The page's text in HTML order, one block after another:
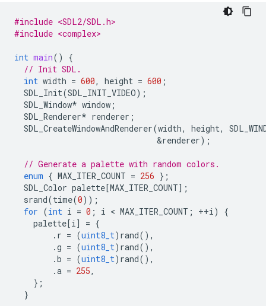
#include <SDL2/SDL.h>
#include <complex>
int main()
{
// Init SDL.
int width = 600, height = 600 ;
SDL_Init(SDL_INIT_VIDEO);
SDL_Window* window ;
SDL_Renderer* renderer ;
SDL_CreateWindowAndRenderer(width, height,
&renderer);
// Generate a palette with random colors.
enum { MAX_ITER_COUNT = 256 };
SDL_Color palette[MAX_ITER_COUNT];
srand(time(0));
for (int i = 0 ; i < MAX_ITER_COUNT ; ++i)
{
palette[i] = {
. r = (uint8_t) rand(),
.g = (uint8_t) rand(),
.b = (uint8_t) rand(),
.a = 255,
};
}